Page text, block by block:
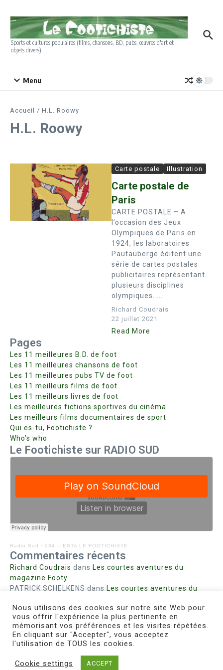
Sports et cultures populaires (films, chansons, BD, pubs, œuvres d'art et
objets divers)
Menu
Accueil / H.L. Roowy
H.L. Roowy
Carte postale Illustration
Carte postale de
Paris
CARTE POSTALE – A
l’occasion des Jeux
Olympiques de Paris en
1924, les laboratoires
Pautauberge éditent une
série de cartes postales
publicitaires représentant
plusieurs disciplines
olympiques. ...
Richard Coudrais
22 juillet 2021
Read More
Pages
Les 11 meilleures B.D. de foot
Les 11 meilleures chansons de foot
Les 11 meilleures pubs TV de foot
Les 11 meilleurs films de foot
Les 11 meilleurs livres de foot
Les meilleures fictions sportives du cinéma
Les meilleurs films documentaires de sport
Qui es-tu, Footichiste ?
Who’s who
Le Footichiste sur RADIO SUD
Radio Sud · 234 – ESTA LE FOOTICHISTE
Commentaires récents
Richard Coudrais dans Les courtes aventures du
magazine Footy
PATRICK SCHELKENS dans Les courtes aventures du
Bohn fabiennedans Intrigues sanglantes à Mulhouse
Steph. RUTA dansLust for Nice
MIRMANDdansPieds agiles et champignons
Copyright © 2026 Le Footichiste | Réalisé par
Nous utilisons des cookies sur notre site Web pour
vous offrir l'expérience la plus pertinente en
mémorisant vos préférences et les visites répétées.
En cliquant sur "Accepter", vous acceptez
l'utilisation de TOUS les cookies.
Cookie settings ACCEPT